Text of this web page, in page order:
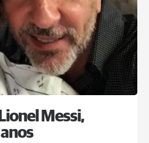
Messi,